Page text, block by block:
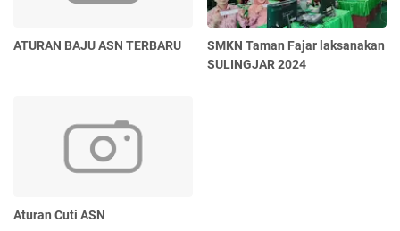
ATURAN BAJU ASN TERBARU
SMKN Taman Fajar laksanakan
SULINGJAR 2024
Aturan Cuti ASN